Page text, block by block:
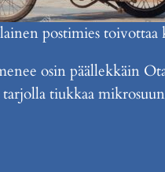
postimies toivottaa
osin päällekkäin
tiukkaa